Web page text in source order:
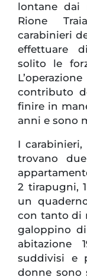
lontane dai
Rione
carabinieri
effettuare
solito le
contributo
finire in
anni e sono
I
trovano
2 tirapugni,
un
con tanto di
galoppino
abitazione
suddivisi e
donne sono